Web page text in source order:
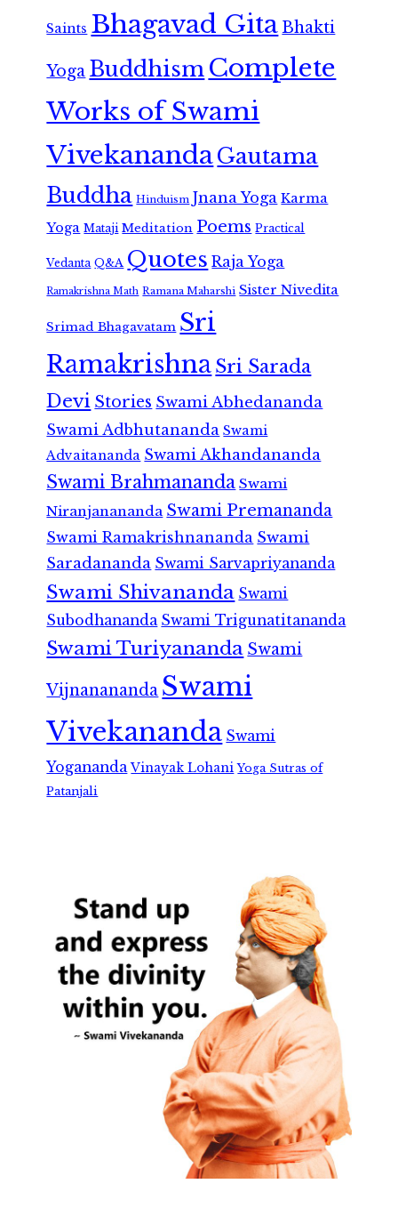
Saints Bhagavad GitaBhakti
Yoga Buddhism Complete
Works of Swami
VivekanandaGautama
Buddha Hinduism Jnana Yoga Karma
Yoga Mataji Meditation Poems Practical
Vedanta Q&A Quotes Raja Yoga
Ramakrishna Math Ramana Maharshi Sister Nivedita
Srimad Bhagavatam Sri
RamakrishnaSri Sarada
Devi Stories Swami Abhedananda
Swami Adbhutananda Swami
Advaitananda Swami Akhandananda
Swami Brahmananda Swami
Niranjanananda Swami Premananda
Swami Ramakrishnananda Swami
Saradananda Swami Sarvapriyananda
Swami Shivananda Swami
Subodhananda Swami Trigunatitananda
Swami Turiyananda Swami
Vijnanananda Swami
Vivekananda Swami
Yogananda Vinayak Lohani Yoga Sutras of
Patanjali